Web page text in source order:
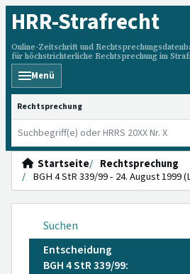
HRR-Strafrecht
Online-Zeitschrift und
für höchstrichterliche Rechtsprechung im
Menü
HRRS durchsuchen
Startseite
Rechtsprechung
BGH 4 StR 339/99 - 24. August 1999
Suchen
Entscheidung
BGH 4 StR 339/99: